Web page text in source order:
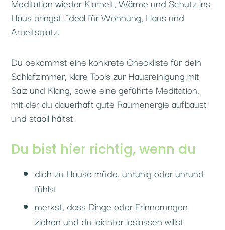
Haus bringst. Ideal für Wohnung, Haus und
Arbeitsplatz.
Du bekommst eine konkrete Checkliste für dein
Schlafzimmer, klare Tools zur Hausreinigung mit
Salz und Klang, sowie eine geführte Meditation,
mit der du dauerhaft gute Raumenergie aufbaust
und stabil hältst.
Du bist hier richtig, wenn du
dich zu Hause müde, unruhig oder unrund
fühlst
merkst, dass Dinge oder Erinnerungen
ziehen und du leichter loslassen willst